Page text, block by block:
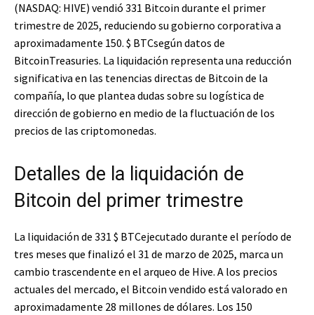
(NASDAQ: HIVE) vendió 331 Bitcoin durante el primer
trimestre de 2025, reduciendo su gobierno corporativa a
aproximadamente 150. $ BTCsegún datos de
BitcoinTreasuries. La liquidación representa una reducción
significativa en las tenencias directas de Bitcoin de la
compañía, lo que plantea dudas sobre su logística de
dirección de gobierno en medio de la fluctuación de los
precios de las criptomonedas.
Detalles de la liquidación de
Bitcoin del primer trimestre
La liquidación de 331 $ BTCejecutado durante el período de
tres meses que finalizó el 31 de marzo de 2025, marca un
cambio trascendente en el arqueo de Hive. A los precios
actuales del mercado, el Bitcoin vendido está valorado en
aproximadamente 28 millones de dólares. Los 150